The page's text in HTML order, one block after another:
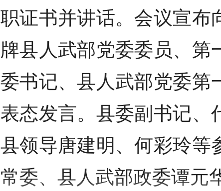
职证书并讲话。会议宣布
牌县人武部党委委员、第
委书记、县人武部党委第
表态发言。县委副书记、
县领导唐建明、何彩玲等
常委、县人武部政委谭元